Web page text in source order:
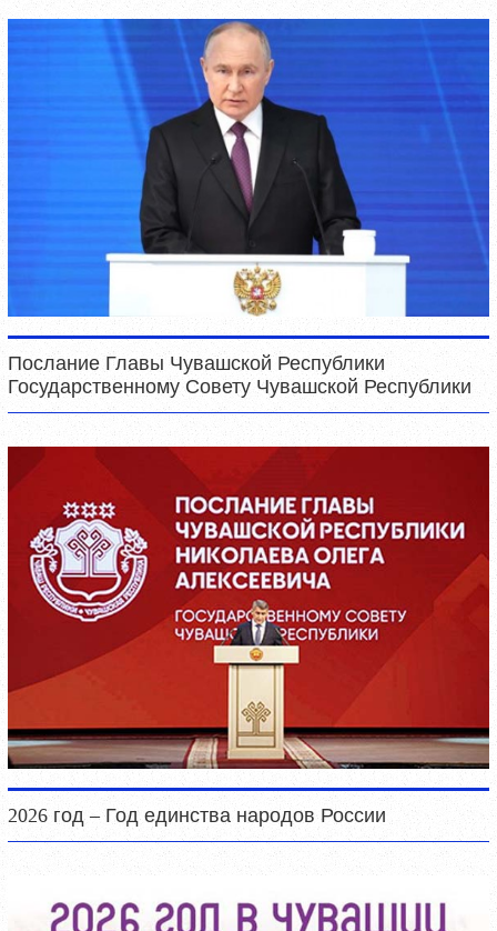
Послание Главы Чувашской Республики
Государственному Совету Чувашской Республики
2026 год – Год единства народов России